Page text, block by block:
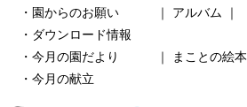
・園からのお願い ｜ アルバム ｜
・ダウンロード情報
・今月の園だより
｜ まことの絵本
・今月の献立